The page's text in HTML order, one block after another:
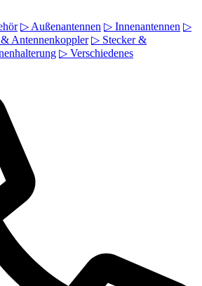
▷ Außenantennen ▷ Innenantennen ▷
Antennenkoppler ▷ Stecker &
▷ Verschiedenes